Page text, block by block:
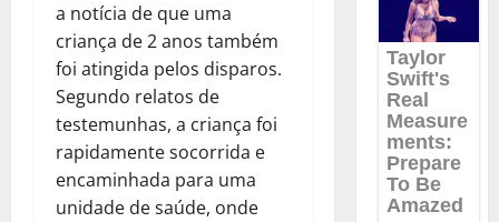
a notícia de que uma
criança de 2 anos também
foi atingida pelos disparos.
Segundo relatos de
testemunhas, a criança foi
rapidamente socorrida e
encaminhada para uma
unidade de saúde, onde